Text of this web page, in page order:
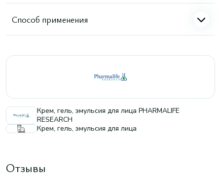
Способ применения
Крем, гель, эмульсия для лица PHARMALIFE
RESEARCH
Крем, гель, эмульсия для лица
Отзывы